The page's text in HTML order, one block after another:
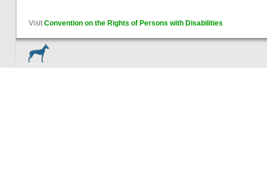
VisitConvention on the Rights of Persons with Disabilities